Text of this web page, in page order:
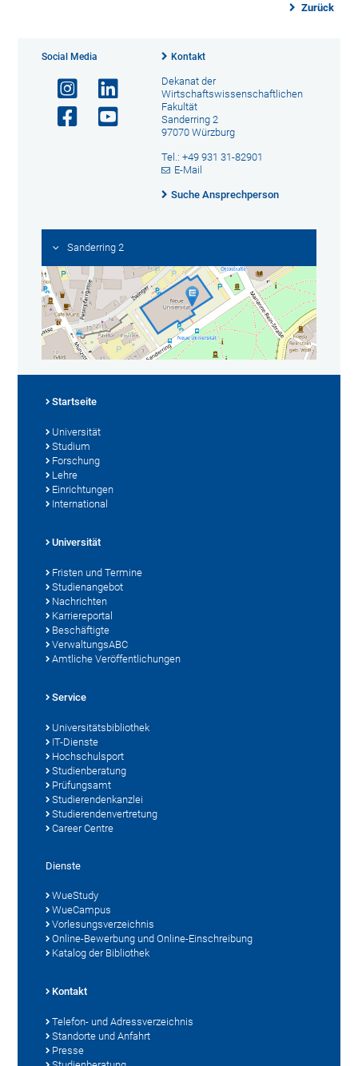
Zurück
Social Media Kontakt
Dekanat der
Wirtschaftswissenschaftlichen
Fakultät
Sanderring 2
97070 Würzburg
Tel.: +49 931 31-82901
E-Mail
Suche Ansprechperson
Sanderring 2
Startseite
Universität
Studium
Forschung
Lehre
Einrichtungen
International
Universität
Fristen und Termine
Studienangebot
Nachrichten
Karriereportal
Beschäftigte
VerwaltungsABC
Amtliche Veröffentlichungen
Service
Universitätsbibliothek
IT-Dienste
Hochschulsport
Studienberatung
Prüfungsamt
Studierendenkanzlei
Studierendenvertretung
Career Centre
Dienste
WueStudy
WueCampus
Vorlesungsverzeichnis
Online-Bewerbung und Online-Einschreibung
Katalog der Bibliothek
Kontakt
Telefon- und Adressverzeichnis
Standorte und Anfahrt
Presse